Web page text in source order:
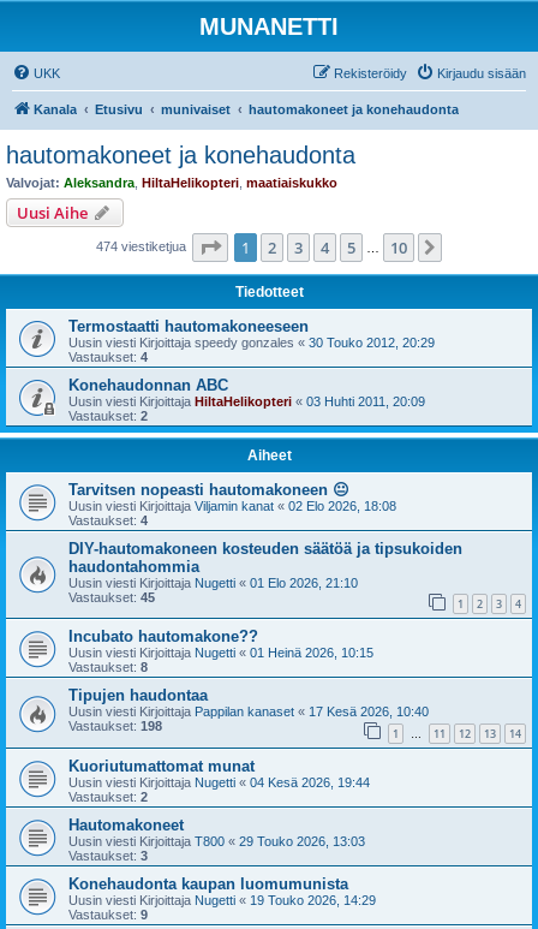
MUNANETTI
UKK Kirjaudu sisään
Rekisteröidy
Kanala Etusivu munivaiset hautomakoneet ja konehaudonta
hautomakoneet ja konehaudonta
Valvojat: Aleksandra HiltaHelikopteri maatiaiskukko
Uusi Aihe
474 viestiketjua Sivu /10
1 2 3 4 5 10
Tiedotteet
Termostaatti hautomakoneeseen
Uusin viesti Kirjoittaja speedy gonzales « 30 Touko 2012, 20:29
Vastaukset: 4
Konehaudonnan ABC
Uusin viesti Kirjoittaja HiltaHelikopteri « 03 Huhti 2011, 20:09
Vastaukset: 2
Aiheet
Tarvitsen nopeasti hautomakoneen 😐
Uusin viesti Kirjoittaja Viljamin kanat « 02 Elo 2026, 18:08
Vastaukset: 4
DIY-hautomakoneen kosteuden säätöä ja tipsukoiden
haudontahommia
Uusin viesti Kirjoittaja Nugetti « 01 Elo 2026, 21:10
Vastaukset: 45 1 2 3 4
Incubato hautomakone??
Uusin viesti Kirjoittaja Nugetti « 01 Heinä 2026, 10:15
Vastaukset: 8
Tipujen haudontaa
Uusin viesti Kirjoittaja Pappilan kanaset « 17 Kesä 2026, 10:40
Vastaukset: 198 1 … 11 12 13 14
Kuoriutumattomat munat
Uusin viesti Kirjoittaja Nugetti « 04 Kesä 2026, 19:44
Vastaukset: 2
Hautomakoneet
Uusin viesti Kirjoittaja T800 « 29 Touko 2026, 13:03
Vastaukset: 3
Konehaudonta kaupan luomumunista
Uusin viesti Kirjoittaja Nugetti « 19 Touko 2026, 14:29
Vastaukset: 9